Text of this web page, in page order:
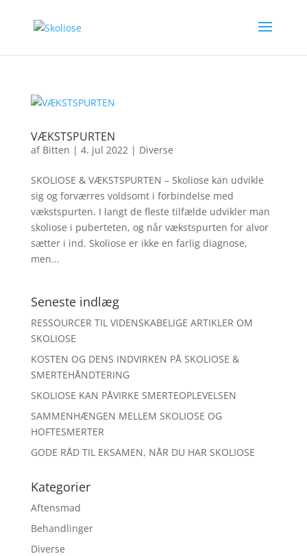
VÆKSTSPURTEN
af Bitten | 4. jul 2022| Diverse
SKOLIOSE & VÆKSTSPURTEN – Skoliose kan udvikle
sig og forværres voldsomt i forbindelse med
vækstspurten. I langt de fleste tilfælde udvikler man
skoliose i puberteten, og når vækstspurten for alvor
sætter i ind. Skoliose er ikke en farlig diagnose,
men...
Seneste indlæg
RESSOURCER TIL VIDENSKABELIGE ARTIKLER OM
SKOLIOSE
KOSTEN OG DENS INDVIRKEN PÅ SKOLIOSE &
SMERTEHÅNDTERING
SKOLIOSE KAN PÅVIRKE SMERTEOPLEVELSEN
SAMMENHÆNGEN MELLEM SKOLIOSE OG
HOFTESMERTER
GODE RÅD TIL EKSAMEN, NÅR DU HAR SKOLIOSE
Kategorier
Aftensmad
Behandlinger
Diverse